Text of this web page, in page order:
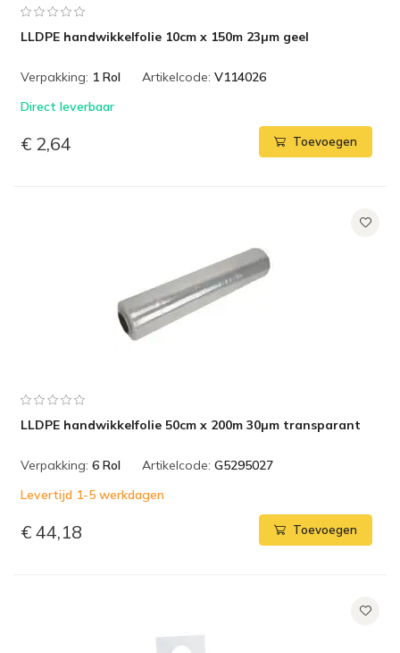
LLDPE handwikkelfolie 10cm x 150m 23µm geel
Verpakking: 1 Rol Artikelcode: V114026
Direct leverbaar
€ 2,64 Toevoegen
LLDPE handwikkelfolie 50cm x 200m 30µm transparant
Verpakking: 6 Rol Artikelcode: G5295027
Levertijd 1-5 werkdagen
€ 44,18 Toevoegen